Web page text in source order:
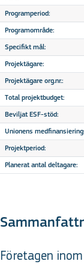
Programperiod:
Programområde:
Specifikt mål:
Projektägare:
Projektägare org.nr.:
Total projektbudget:
Beviljat ESF-stöd:
Unionens
Projektperiod:
Planerat antal deltagare:
Företagen